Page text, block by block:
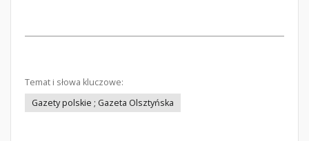
Temat i słowa kluczowe:
Gazety polskie ; Gazeta Olsztyńska